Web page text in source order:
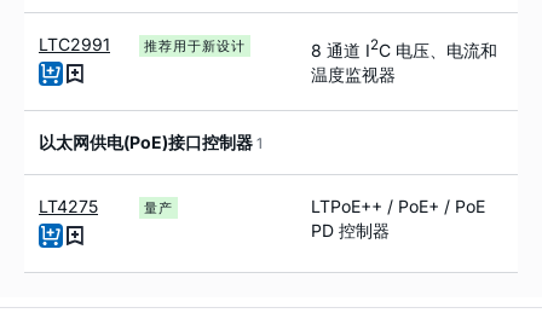
LTC2991 推荐用于新设计 8 通道 I2C 电压、电流和
温度监视器
以太网供电(PoE)接口控制器 1
LT4275 量产
LTPoE++ / PoE+ / PoE
PD 控制器